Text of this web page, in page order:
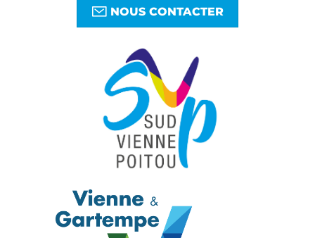
NOUS CONTACTER